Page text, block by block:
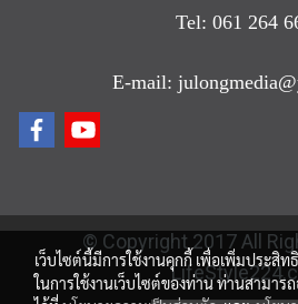
Tel: 061 264
E-mail:
© Copyright 2017 All
เว็บไซต์นี้มีการใช้งานคุกกี้ เพื่อเพิ่มประสิ
ในการใช้งานเว็บไซต์ของท่าน ท่านสามาร